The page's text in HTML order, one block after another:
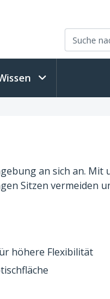
an sich an.
Sitzen vermeiden
höhere Flexibilität